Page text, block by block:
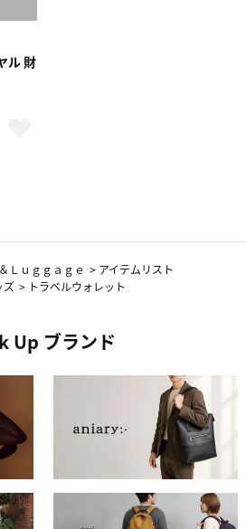
ル 財
ブ
ガナ
Ｌｕｇｇａｇｅ > アイテムリスト
ズ > トラベルウォレット
Up ブランド